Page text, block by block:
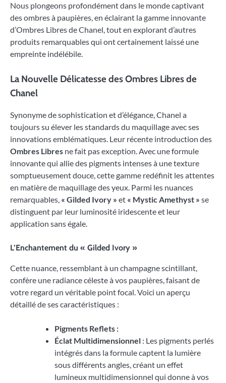
Nous plongeons profondément dans le monde captivant
des ombres à paupières, en éclairant la gamme innovante
d’Ombres Libres de Chanel, tout en explorant d’autres
produits remarquables qui ont certainement laissé une
empreinte indélébile.
La Nouvelle Délicatesse des Ombres Libres de
Chanel
Synonyme de sophistication et d’élégance, Chanel a
toujours su élever les standards du maquillage avec ses
innovations emblématiques. Leur récente introduction des
Ombres Libres ne fait pas exception. Avec une formule
innovante qui allie des pigments intenses à une texture
somptueusement douce, cette gamme redéfinit les attentes
en matière de maquillage des yeux. Parmi les nuances
remarquables, « Gilded Ivory » et « Mystic Amethyst » se
distinguent par leur luminosité iridescente et leur
application sans égale.
L’Enchantement du « Gilded Ivory »
Cette nuance, ressemblant à un champagne scintillant,
confère une radiance céleste à vos paupières, faisant de
votre regard un véritable point focal. Voici un aperçu
détaillé de ses caractéristiques :
Pigments Reflets :
Éclat Multidimensionnel : Les pigments perlés
intégrés dans la formule captent la lumière
sous différents angles, créant un effet
lumineux multidimensionnel qui donne à vos